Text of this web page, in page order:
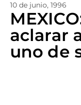
10 de junio, 1996
aclarar
uno de